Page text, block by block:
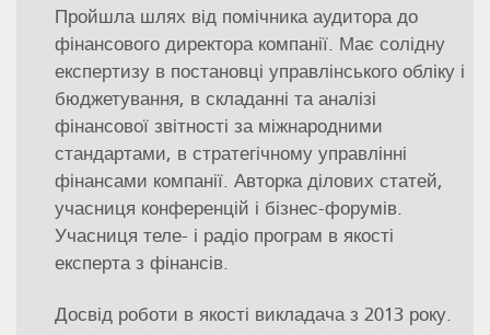
Пройшла шлях від помічника аудитора до
фінансового директора компанії. Має солідну
експертизу в постановці управлінського обліку і
бюджетування, в складанні та аналізі
фінансової звітності за міжнародними
стандартами, в стратегічному управлінні
фінансами компанії. Авторка ділових статей,
учасниця конференцій і бізнес-форумів.
Учасниця теле- і радіо програм в якості
експерта з фінансів.
Досвід роботи в якості викладача з 2013 року.